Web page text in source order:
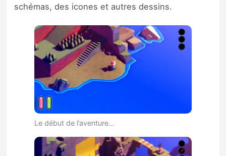
schémas, des icones et autres dessins.
Le début de l’aventure…